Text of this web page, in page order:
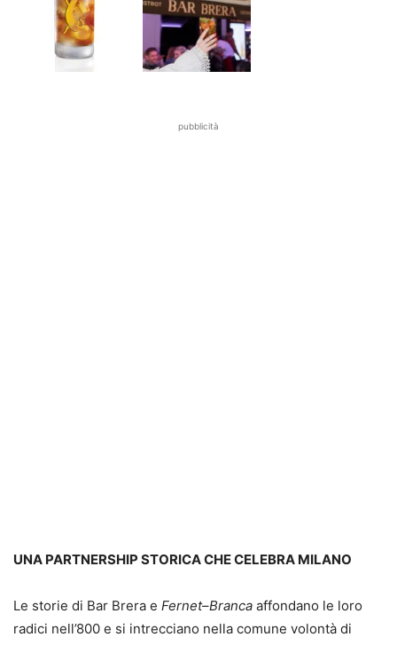
pubblicità
UNA PARTNERSHIP STORICA CHE CELEBRA MILANO
Le storie di Bar Brera e Fernet–Branca affondano le loro
radici nell’800 e si intrecciano nella comune volontà di